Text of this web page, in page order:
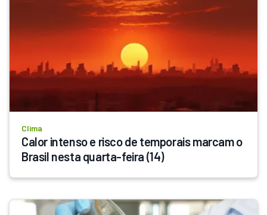
Clima
Calor intenso e risco de temporais marcam o
Brasil nesta quarta-feira (14)